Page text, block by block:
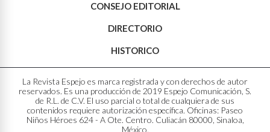
CONSEJO EDITORIAL
DIRECTORIO
HISTORICO
La Revista Espejo es marca registrada y con derechos de autor
reservados. Es una producción de 2019 Espejo Comunicación, S.
de R.L. de C.V. El uso parcial o total de cualquiera de sus
contenidos requiere autorización específica. Oficinas: Paseo
Niños Héroes 624 - A Ote. Centro. Culiacán 80000, Sinaloa,
México.